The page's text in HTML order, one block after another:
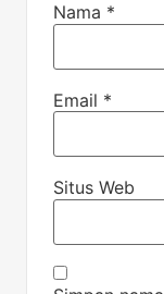
Nama *
Email *
Situs Web